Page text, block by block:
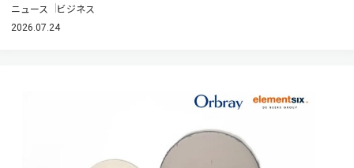
ニュース ビジネス
2026.07.24